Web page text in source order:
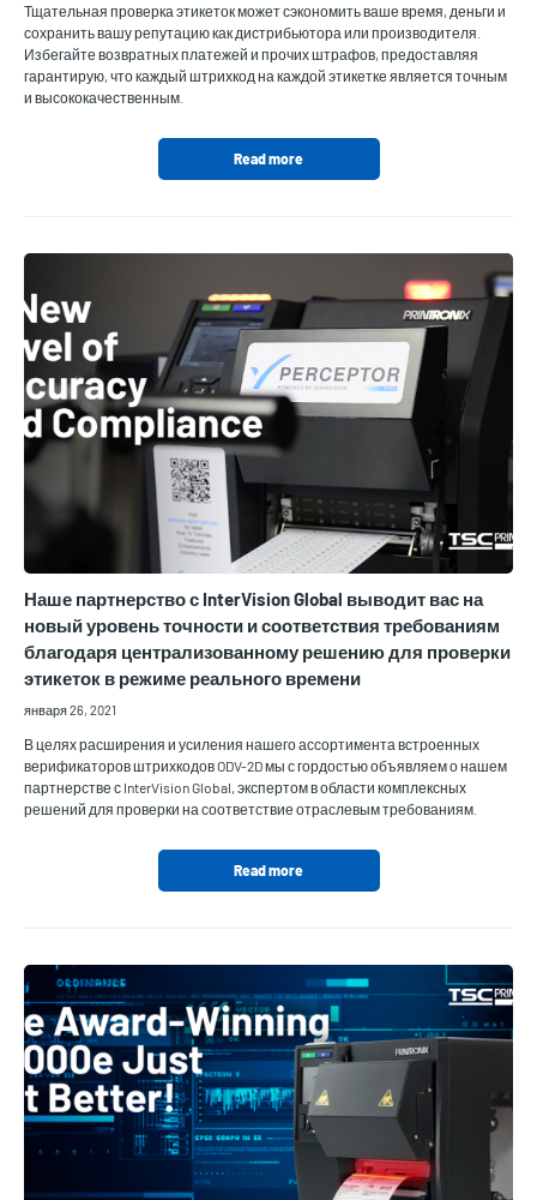
Тщательная проверка этикеток может сэкономить ваше время, деньги и
сохранить вашу репутацию как дистрибьютора или производителя.
Избегайте возвратных платежей и прочих штрафов, предоставляя
гарантирую, что каждый штрихкод на каждой этикетке является точным
и высококачественным.
Read more
Наше партнерство с InterVision Global выводит вас на
новый уровень точности и соответствия требованиям
благодаря централизованному решению для проверки
этикеток в режиме реального времени
января 26, 2021
В целях расширения и усиления нашего ассортимента встроенных
верификаторов штрихкодов ODV-2D мы с гордостью объявляем о нашем
партнерстве с InterVision Global, экспертом в области комплексных
решений для проверки на соответствие отраслевым требованиям.
Read more